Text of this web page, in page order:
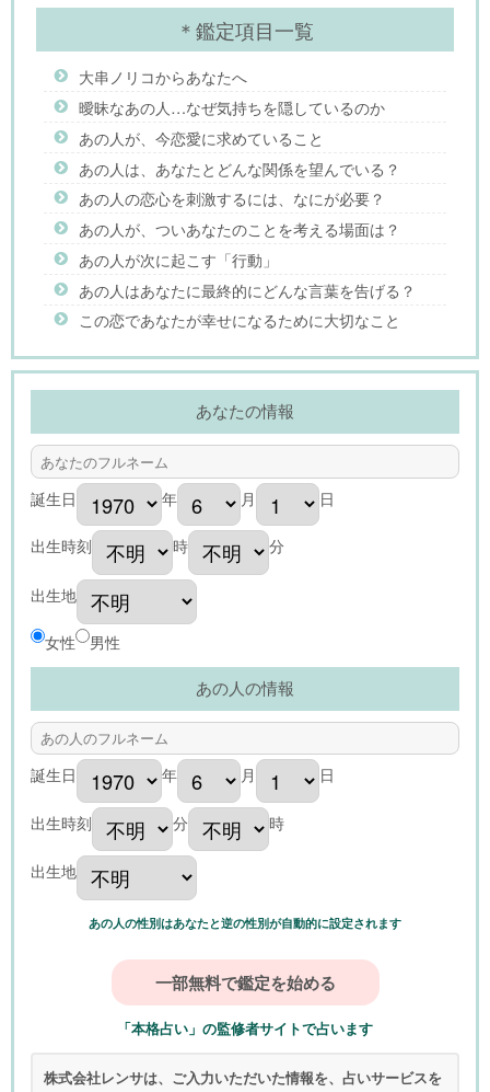
＊鑑定項目一覧
大串ノリコからあなたへ
曖昧なあの人…なぜ気持ちを隠しているのか
あの人が、今恋愛に求めていること
あの人は、あなたとどんな関係を望んでいる？
あの人の恋心を刺激するには、なにが必要？
あの人が、ついあなたのことを考える場面は？
あの人が次に起こす「行動」
あの人はあなたに最終的にどんな言葉を告げる？
この恋であなたが幸せになるために大切なこと
あなたの情報
誕生日 年 月 日
出生時刻 時 分
出生地
女性 男性
あの人の情報
誕生日 年 月 日
出生時刻 分 時
出生地
あの人の性別はあなたと逆の性別が自動的に設定されます
「本格占い」の監修者サイトで占います
株式会社レンサは、ご入力いただいた情報を、占いサービスを